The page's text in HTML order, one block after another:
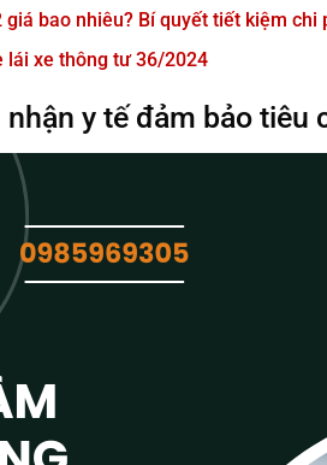
bao nhiêu? Bí quyết tiết kiệm chi
lái xe thông tư 36/2024
y tế đảm bảo tiêu